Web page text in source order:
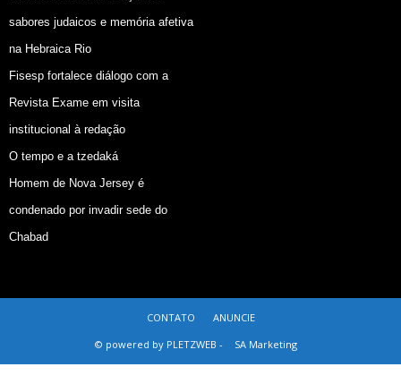
sabores judaicos e memória afetiva
na Hebraica Rio
Fisesp fortalece diálogo com a
Revista Exame em visita
institucional à redação
O tempo e a tzedaká
Homem de Nova Jersey é
condenado por invadir sede do
Chabad
CONTATO
ANUNCIE
© powered by PLETZWEB -
SA Marketing